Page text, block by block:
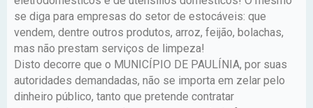
se diga para empresas do setor de estocáveis: que
vendem, dentre outros produtos, arroz, feijão, bolachas,
mas não prestam serviços de limpeza!
Disto decorre que o MUNICÍPIO DE PAULÍNIA, por suas
autoridades demandadas, não se importa em zelar pelo
dinheiro público, tanto que pretende contratar